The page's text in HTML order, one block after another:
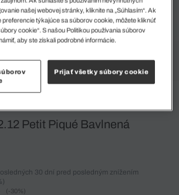
Petit Piqué Bavlnená
30 dní pred posledným znížením
(-30%)
našej webovej stránky, kliknite na „Súhlasím“. Ak
týkajúce sa súborov cookie, môžete kliknúť
cookie“. S našou Politikou používania súborov
aby ste získali podrobné informácie.
Prijať všetky súbory cookie